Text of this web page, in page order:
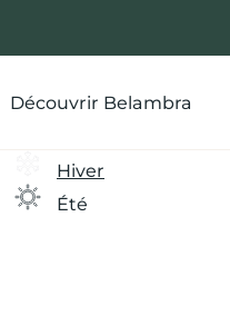
Découvrir Belambra
Hiver
Été